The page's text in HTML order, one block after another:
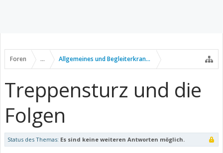
Foren ... Allgemeines und Begleiterkrankungen
Treppensturz und die
Folgen
Status des Themas: Es sind keine weiteren Antworten möglich.